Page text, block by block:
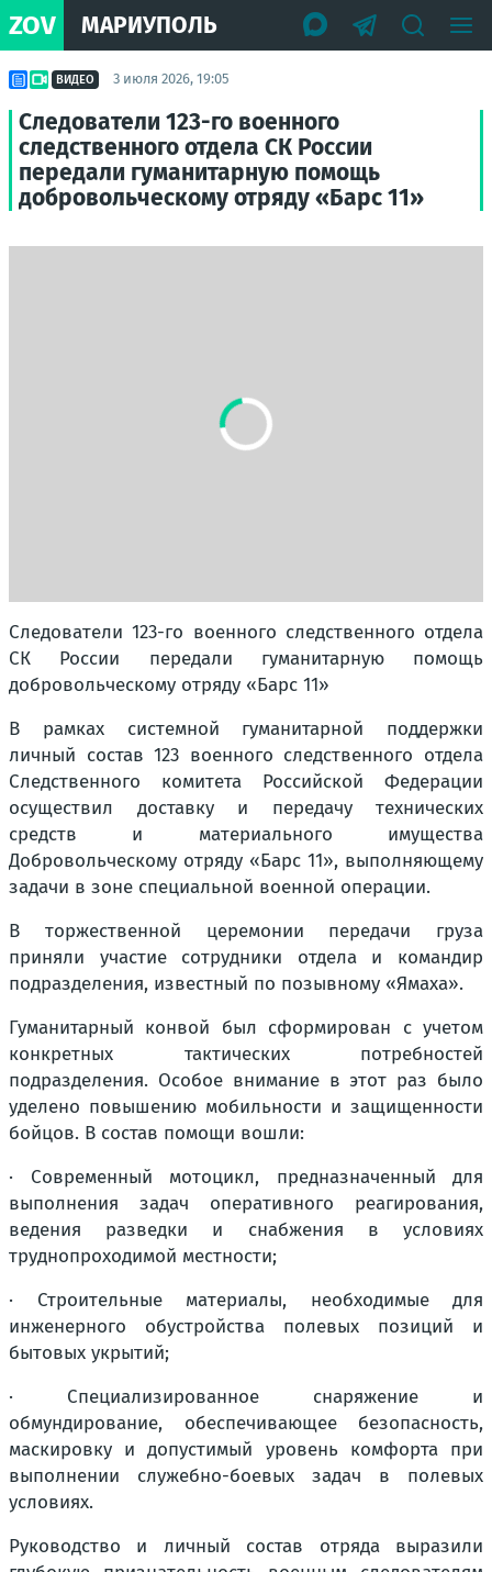
ZOV МАРИУПОЛЬ
ВИДЕО 3 июля 2026, 19:05
Следователи 123-го военного
следственного отдела СК России
передали гуманитарную помощь
добровольческому отряду «Барс 11»
Следователи 123-го военного следственного отдела
СК России передали гуманитарную помощь
добровольческому отряду «Барс 11»
В рамках системной гуманитарной поддержки
личный состав 123 военного следственного отдела
Следственного комитета Российской Федерации
осуществил доставку и передачу технических
средств и материального имущества
Добровольческому отряду «Барс 11», выполняющему
задачи в зоне специальной военной операции.
В торжественной церемонии передачи груза
приняли участие сотрудники отдела и командир
подразделения, известный по позывному «Ямаха».
Гуманитарный конвой был сформирован с учетом
конкретных тактических потребностей
подразделения. Особое внимание в этот раз было
уделено повышению мобильности и защищенности
бойцов. В состав помощи вошли:
· Современный мотоцикл, предназначенный для
выполнения задач оперативного реагирования,
ведения разведки и снабжения в условиях
труднопроходимой местности;
· Строительные материалы, необходимые для
инженерного обустройства полевых позиций и
бытовых укрытий;
· Специализированное снаряжение и
обмундирование, обеспечивающее безопасность,
маскировку и допустимый уровень комфорта при
выполнении служебно-боевых задач в полевых
условиях.
Руководство и личный состав отряда выразили